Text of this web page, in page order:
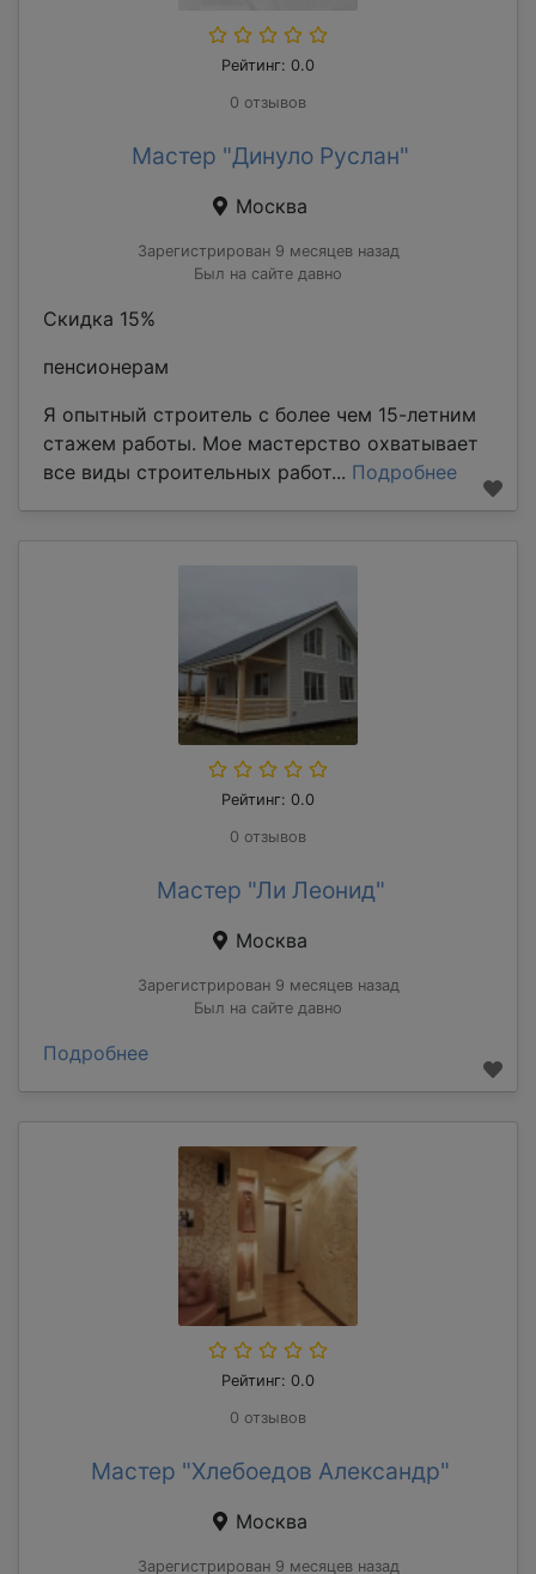
Рейтинг: 0.0
0 отзывов
Мастер "Динуло Руслан"
Москва
Зарегистрирован 9 месяцев назад
Был на сайте давно
Скидка 15%
пенсионерам
Я опытный строитель с более чем 15-летним
стажем работы. Мое мастерство охватывает
все виды строительных работ... Подробнее
Рейтинг: 0.0
0 отзывов
Мастер "Ли Леонид"
Москва
Зарегистрирован 9 месяцев назад
Был на сайте давно
Подробнее
Рейтинг: 0.0
0 отзывов
Мастер "Хлебоедов Александр"
Москва
Зарегистрирован 9 месяцев назад